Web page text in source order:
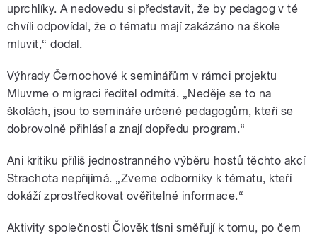
uprchlíky. A nedovedu si představit, že by pedagog v té
chvíli odpovídal, že o tématu mají zakázáno na škole
mluvit,“ dodal.
Výhrady Černochové k seminářům v rámci projektu
Mluvme o migraci ředitel odmítá. „Neděje se to na
školách, jsou to semináře určené pedagogům, kteří se
dobrovolně přihlásí a znají dopředu program.“
Ani kritiku příliš jednostranného výběru hostů těchto akcí
Strachota nepřijímá. „Zveme odborníky k tématu, kteří
dokáží zprostředkovat ověřitelné informace.“
Aktivity společnosti Člověk tísni směřují k tomu, po čem